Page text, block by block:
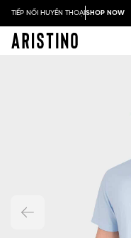
TIẾP NỐI HUYỀN THOẠISHOP NOW